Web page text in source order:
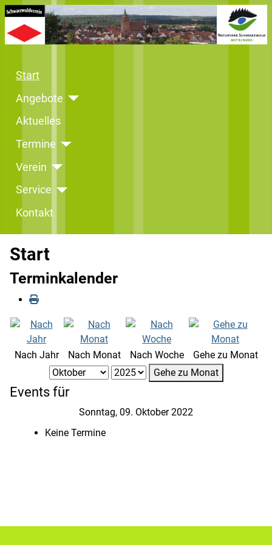
Start
Angebote
Aktuelles
Termine
Verein
Service
Kontakt
Start
Terminkalender
Nach Jahr Nach Monat Nach Woche
Gehe zu Monat
Gehe zu Monat
Events für
Sonntag, 09. Oktober 2022
Keine Termine